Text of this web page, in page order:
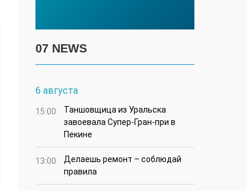
07 NEWS
6 августа
15:00
Таншовщица из Уральска
завоевала Супер-Гран-при в
Пекине
13:00
Делаешь ремонт – соблюдай
правила